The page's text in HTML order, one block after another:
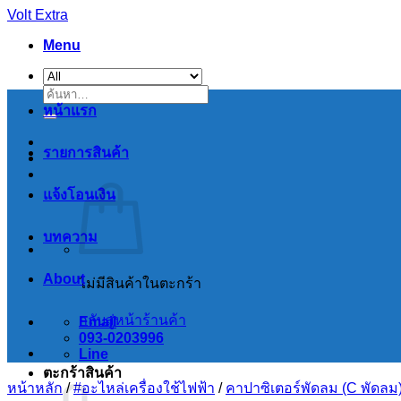
Skip
content
Volt Extra
Menu
ค้นหา:
ไม่มีสินค้าในตะกร้า
กลับสู่หน้าร้านค้า
ตะกร้าสินค้า
หน้าแรก
รายการสินค้า
แจ้งโอนเงิน
บทความ
About
Email
093-0203996
Line
หน้าหลัก / #อะไหล่เครื่องใช้ไฟฟ้า / คาปาซิเตอร์พัดลม (C พัดลม